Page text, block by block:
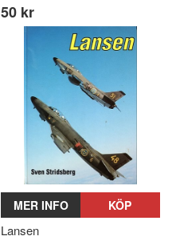
50 kr
MER INFO KÖP
Lansen